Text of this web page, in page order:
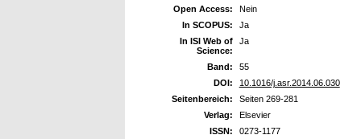
Open Access:
Nein
In SCOPUS:
Ja
In ISI Web of
Science:
Ja
Band:
55
DOI:
10.1016/j.asr.2014.06.030
Seitenbereich:
Seiten 269-281
Verlag:
Elsevier
ISSN:
0273-1177